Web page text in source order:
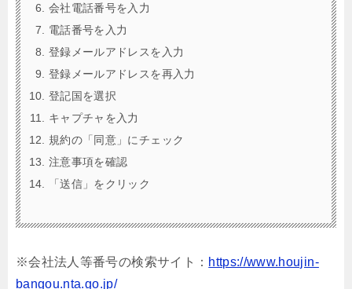
会社電話番号を入力
電話番号を入力
登録メールアドレスを入力
登録メールアドレスを再入力
登記国を選択
キャプチャを入力
規約の「同意」にチェック
注意事項を確認
「送信」をクリック
※会社法人等番号の検索サイト： https://www.houjin-
bangou.nta.go.jp/